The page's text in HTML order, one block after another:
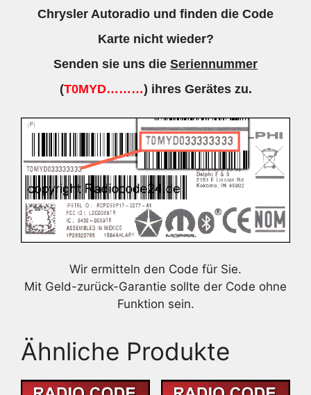
Chrysler Autoradio und finden die Code
Karte nicht wieder?
Senden sie uns die Seriennummer
(T0MYD………) ihres Gerätes zu.
Wir ermitteln den Code für Sie.
Mit Geld-zurück-Garantie sollte der Code ohne
Funktion sein.
Ähnliche Produkte